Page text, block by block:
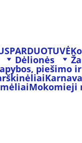
PARDUOTUVĖ
Dėlionės
piešimo
Mokomieji